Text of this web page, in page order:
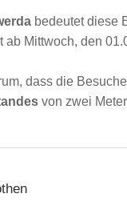
bedeutet diese
ab Mittwoch, den
dass die
von zwei